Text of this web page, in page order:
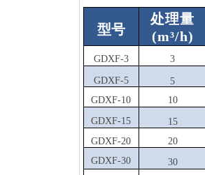
型号
处理量
(m³/h)
GDXF-3 3
GDXF-5
5
GDXF-10
10
GDXF-15
15
GDXF-20
20
GDXF-30
30